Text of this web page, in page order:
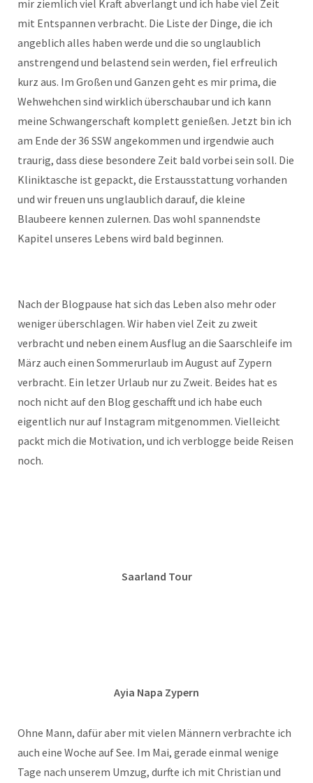
mir ziemlich viel Kraft abverlangt und ich habe viel Zeit
mit Entspannen verbracht. Die Liste der Dinge, die ich
angeblich alles haben werde und die so unglaublich
anstrengend und belastend sein werden, fiel erfreulich
kurz aus. Im Großen und Ganzen geht es mir prima, die
Wehwehchen sind wirklich überschaubar und ich kann
meine Schwangerschaft komplett genießen. Jetzt bin ich
am Ende der 36 SSW angekommen und irgendwie auch
traurig, dass diese besondere Zeit bald vorbei sein soll. Die
Kliniktasche ist gepackt, die Erstausstattung vorhanden
und wir freuen uns unglaublich darauf, die kleine
Blaubeere kennen zulernen. Das wohl spannendste
Kapitel unseres Lebens wird bald beginnen.
Nach der Blogpause hat sich das Leben also mehr oder
weniger überschlagen. Wir haben viel Zeit zu zweit
verbracht und neben einem Ausflug an die Saarschleife im
März auch einen Sommerurlaub im August auf Zypern
verbracht. Ein letzer Urlaub nur zu Zweit. Beides hat es
noch nicht auf den Blog geschafft und ich habe euch
eigentlich nur auf Instagram mitgenommen. Vielleicht
packt mich die Motivation, und ich verblogge beide Reisen
noch.
Saarland Tour
Ayia Napa Zypern
Ohne Mann, dafür aber mit vielen Männern verbrachte ich
auch eine Woche auf See. Im Mai, gerade einmal wenige
Tage nach unserem Umzug, durfte ich mit Christian und